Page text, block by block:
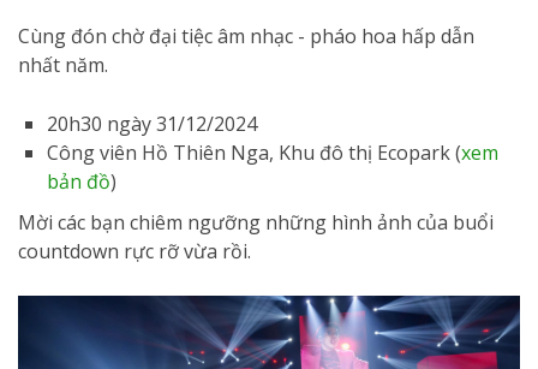
Cùng đón chờ đại tiệc âm nhạc - pháo hoa hấp dẫn
nhất năm.
20h30 ngày 31/12/2024
Công viên Hồ Thiên Nga, Khu đô thị Ecopark (xem
bản đồ)
Mời các bạn chiêm ngưỡng những hình ảnh của buổi
countdown rực rỡ vừa rồi.